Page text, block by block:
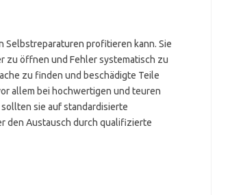
Selbstreparaturen profitieren kann. Sie
zu öffnen und Fehler systematisch zu
zu finden und beschädigte Teile
allem bei hochwertigen und teuren
sie auf standardisierte
den Austausch durch qualifizierte